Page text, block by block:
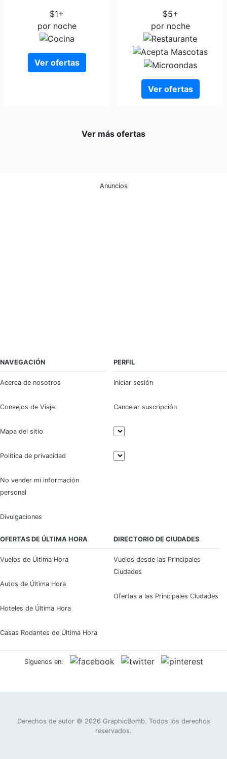
$1+
por noche
Ver ofertas
$5+
por noche
Ver ofertas
Ver más ofertas
Anuncios
NAVEGACIÓN
Acerca de nosotros
Consejos de Viaje
Mapa del sitio
Política de privacidad
No vender mi información
personal
Divulgaciones
PERFIL
Iniciar sesión
Cancelar suscripción
OFERTAS DE ÚLTIMA HORA
Vuelos de Última Hora
Autos de Última Hora
Hoteles de Última Hora
Casas Rodantes de Última Hora
DIRECTORIO DE CIUDADES
Vuelos desde las Principales
Ciudades
Ofertas a las Principales Ciudades
Síguenos en:
Derechos de autor © 2026 GraphicBomb. Todos los derechos
reservados.